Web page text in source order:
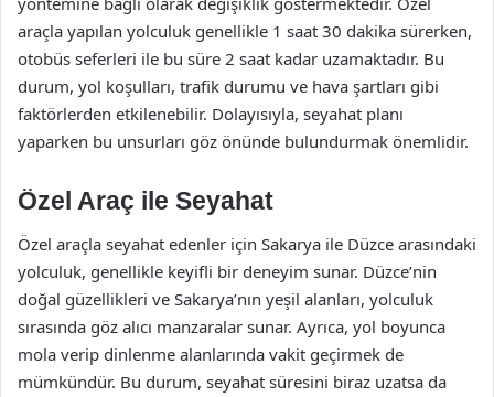
araçla yapılan yolculuk genellikle 1 saat 30 dakika sürerken,
otobüs seferleri ile bu süre 2 saat kadar uzamaktadır. Bu
durum, yol koşulları, trafik durumu ve hava şartları gibi
faktörlerden etkilenebilir. Dolayısıyla, seyahat planı
yaparken bu unsurları göz önünde bulundurmak önemlidir.
Özel Araç ile Seyahat
Özel araçla seyahat edenler için Sakarya ile Düzce arasındaki
yolculuk, genellikle keyifli bir deneyim sunar. Düzce’nin
doğal güzellikleri ve Sakarya’nın yeşil alanları, yolculuk
sırasında göz alıcı manzaralar sunar. Ayrıca, yol boyunca
mola verip dinlenme alanlarında vakit geçirmek de
mümkündür. Bu durum, seyahat süresini biraz uzatsa da